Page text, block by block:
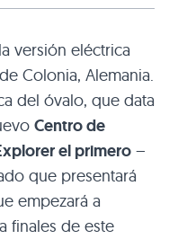
versión eléctrica
Colonia, Alemania.
del óvalo, que data
Centro de
el primero –
que presentará
empezará a
finales de este